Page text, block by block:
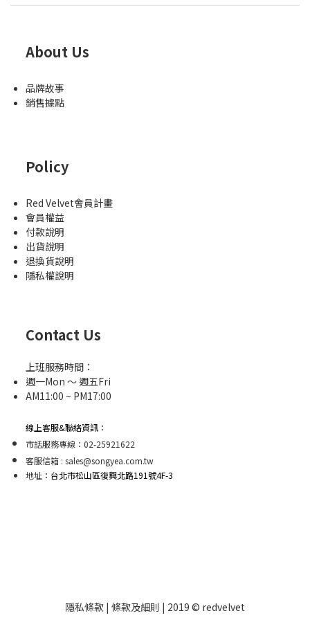
About Us
品牌故事
銷售據點
Policy
Red Velvet會員計畫
會員權益
付款說明
出貨說明
退換貨說明
隱私權說明
Contact Us
上班服務時間：
週一Mon ～ 週五Fri
AM11:00 ~ PM17:00
線上客服&聯絡資訊：
市話服務專線：02-25921622
客服信箱 : sales@songyea.com.tw
地址 ：台北市松山區復興北路191號4F-3
隱私條款 | 條款及細則 | 2019 © redvelvet